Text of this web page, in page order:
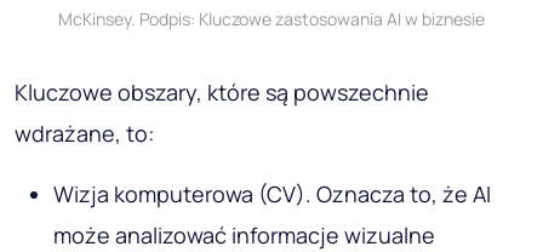
McKinsey. Podpis: Kluczowe zastosowania AI w biznesie
Kluczowe obszary, które są powszechnie
wdrażane, to:
Wizja komputerowa (CV). Oznacza to, że AI
może analizować informacje wizualne